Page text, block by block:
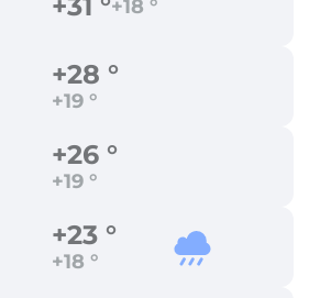
+18 °
+28 °
+19 °
+26 °
+19 °
+23 °
+18 °